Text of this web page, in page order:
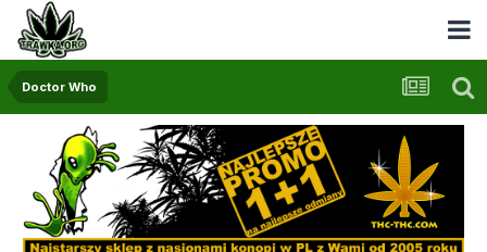
Doctor Who